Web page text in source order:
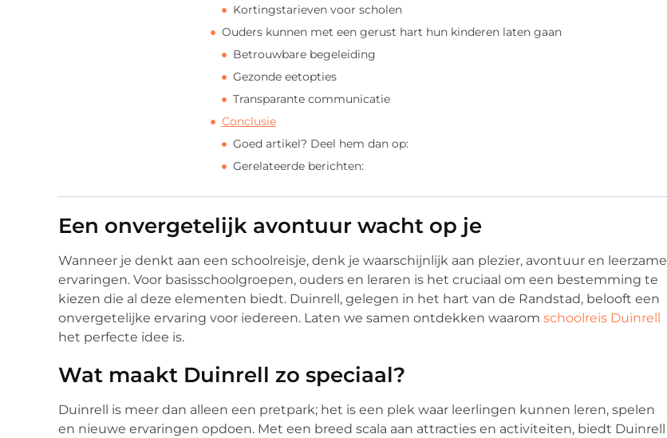
Kortingstarieven voor scholen
Ouders kunnen met een gerust hart hun kinderen laten gaan
Betrouwbare begeleiding
Gezonde eetopties
Transparante communicatie
Conclusie
Goed artikel? Deel hem dan op:
Gerelateerde berichten:
Een onvergetelijk avontuur wacht op je
Wanneer je denkt aan een schoolreisje, denk je waarschijnlijk aan plezier, avontuur en leerzame
ervaringen. Voor basisschoolgroepen, ouders en leraren is het cruciaal om een bestemming te
kiezen die al deze elementen biedt. Duinrell, gelegen in het hart van de Randstad, belooft een
onvergetelijke ervaring voor iedereen. Laten we samen ontdekken waarom schoolreis Duinrell
het perfecte idee is.
Wat maakt Duinrell zo speciaal?
Duinrell is meer dan alleen een pretpark; het is een plek waar leerlingen kunnen leren, spelen
en nieuwe ervaringen opdoen. Met een breed scala aan attracties en activiteiten, biedt Duinrell